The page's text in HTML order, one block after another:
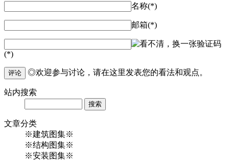
名称(*)
邮箱(*)
验证码
(*)
评论 ◎欢迎参与讨论，请在这里发表您的看法和观点。
站内搜索
文章分类
※建筑图集※
※结构图集※
※安装图集※